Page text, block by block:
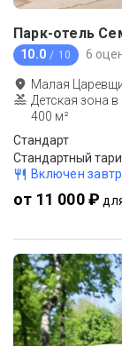
Парк-отель
10.0 / 10 6
Малая
Детская зона
400 м²
Стандарт
Стандартный
Включен
от 11 000 ₽